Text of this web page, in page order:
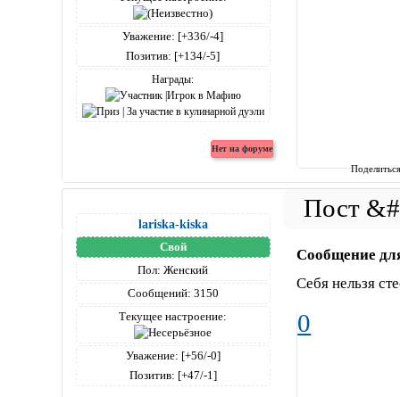
Уважение: [+336/-4]
Позитив: [+134/-5]
Награды:
lariska-kiska
Свой
Пол: Женский
Сообщений: 3150
Текущее настроение:
Уважение: [+56/-0]
Позитив: [+47/-1]
Сообщение
Себя нельзя
0